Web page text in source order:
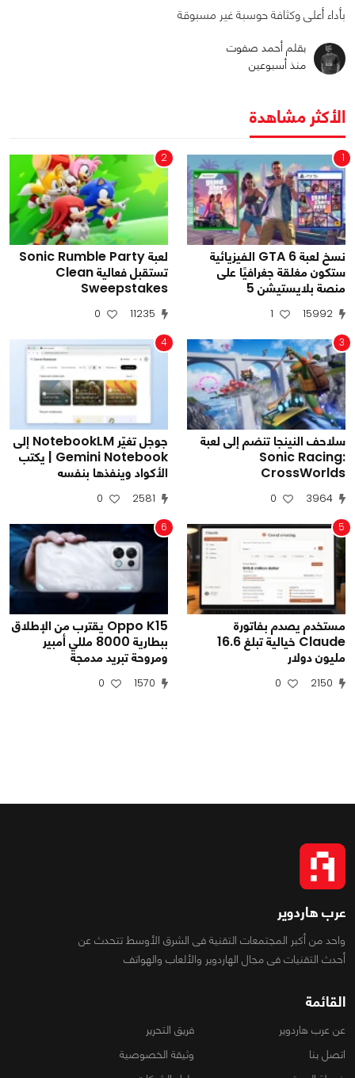
بأداء أعلى وكثافة حوسبة غير مسبوقة
بقلم أحمد صفوت
منذ أسبوعين
الأكثر مشاهدة
1
نسخ لعبة GTA 6 الفيزيائية
ستكون مغلقة جغرافيًا على
منصة بلايستيشن 5
15992
1
2
لعبة Sonic Rumble Party
تستقبل فعالية Clean
Sweepstakes
11235
0
3
سلاحف النينجا تنضم إلى لعبة
Sonic Racing:
CrossWorlds
3964
0
4
جوجل تغيّر NotebookLM إلى
Gemini Notebook | يكتب
الأكواد وينفذها بنفسه
2581
0
5
مستخدم يصدم بفاتورة
Claude خيالية تبلغ 16.6
مليون دولار
2150
0
6
Oppo K15 يقترب من الإطلاق
ببطارية 8000 مللي أمبير
ومروحة تبريد مدمجة
1570
0
عرب هاردوير
واحد من أكبر المجتمعات التقنية فى الشرق الأوسط تتحدث عن
أحدث التقنيات فى مجال الهاردوير والألعاب والهواتف
القائمة
عن عرب هاردوير
فريق التحرير
اتصل بنا
وثيقة الخصوصية